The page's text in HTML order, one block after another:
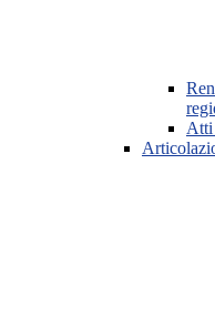
Atti